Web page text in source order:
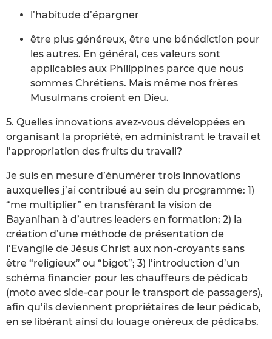
l’habitude d’épargner
être plus généreux, être une bénédiction pour
les autres. En général, ces valeurs sont
applicables aux Philippines parce que nous
sommes Chrétiens. Mais même nos frères
Musulmans croient en Dieu.
5. Quelles innovations avez-vous développées en
organisant la propriété, en administrant le travail et
l’appropriation des fruits du travail?
Je suis en mesure d’énumérer trois innovations
auxquelles j’ai contribué au sein du programme: 1)
“me multiplier” en transférant la vision de
Bayanihan à d’autres leaders en formation; 2) la
création d’une méthode de présentation de
l’Evangile de Jésus Christ aux non-croyants sans
être “religieux” ou “bigot”; 3) l’introduction d’un
schéma financier pour les chauffeurs de pédicab
(moto avec side-car pour le transport de passagers),
afin qu’ils deviennent propriétaires de leur pédicab,
en se libérant ainsi du louage onéreux de pédicabs.